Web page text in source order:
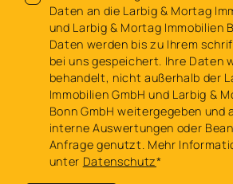
Daten an die Larbig & Mortag
und Larbig & Mortag Immobilien
Daten werden bis zu Ihrem
bei uns gespeichert. Ihre Daten
behandelt, nicht außerhalb der
Immobilien GmbH und Larbig &
Bonn GmbH weitergegeben und
interne Auswertungen oder
Anfrage genutzt. Mehr
unter Datenschutz*